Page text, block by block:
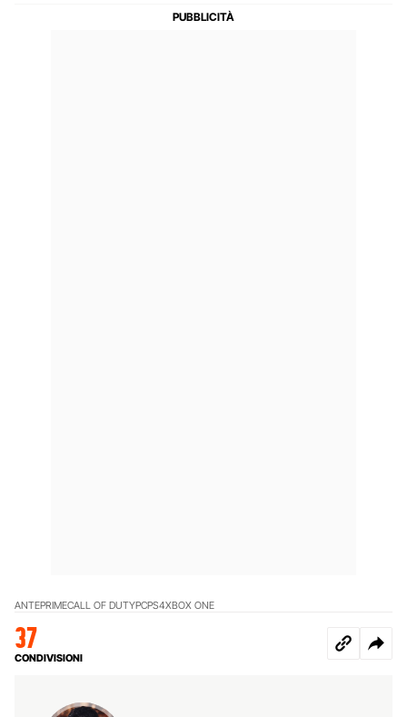
ANTEPRIMECALL OF DUTYPCPS4XBOX ONE
37
CONDIVISIONI